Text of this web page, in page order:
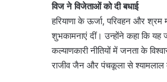
विज ने विजेताओं को दी बधाई
हरियाणा के ऊर्जा, परिवहन और श्रम
शुभकामनाएं दीं। उन्होंने कहा कि यह
कल्याणकारी नीतियों में जनता के
राजीव जैन और पंचकूला से श्यामलाल